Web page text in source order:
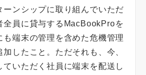
ーンシップに取り組んでいただ
全員に貸与するMacBookProを
も端末の管理を含めた危機管理
したこと。ただそれも、今、
ていただく社員に端末を配送し